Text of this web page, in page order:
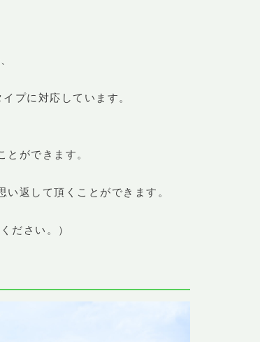
プに対応しています。
ができます。
返して頂くことができます。
ださい。）